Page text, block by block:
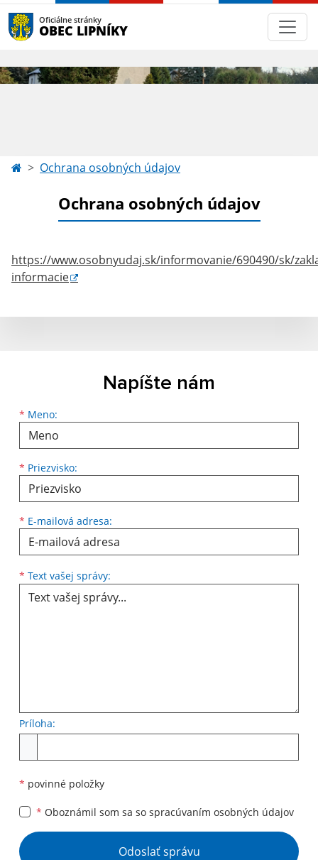
Oficiálne stránky
OBEC LIPNÍKY
Ochrana osobných údajov
Ochrana osobných údajov
https://www.osobnyudaj.sk/informovanie/690490/sk/
informacie
Napíšte nám
* Meno:
Meno
* Priezvisko:
Priezvisko
* E-mailová adresa:
E-mailová adresa
* Text vašej správy:
Príloha:
* povinné položky
* Oboznámil som sa so spracúvaním osobných údajov
Google reCaptcha Response
Odoslať správu